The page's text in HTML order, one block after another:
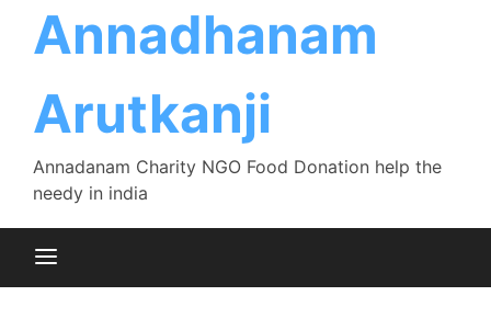
Annadhanam
Arutkanji
Annadanam Charity NGO Food Donation help the
needy in india